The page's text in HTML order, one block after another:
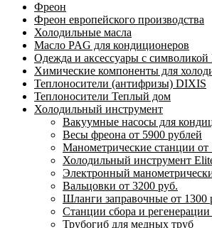
Фреон
Фреон европейского производства
Холодильные масла
Масло PAG для кондиционеров
Одежда и аксессуары с
Химические компоненты для
Теплоносители (антифризы) DIXIS
Теплоносители Теплый дом
Холодильный инструмент
Вакуумные насосы для
Весы фреона от 5900 рублей
Манометрические станции от
Холодильный инструмент
Электронный
Вальцовки от 3200 руб.
Шланги заправочные от 1300
Станции сбора и
Трубогиб для медных труб